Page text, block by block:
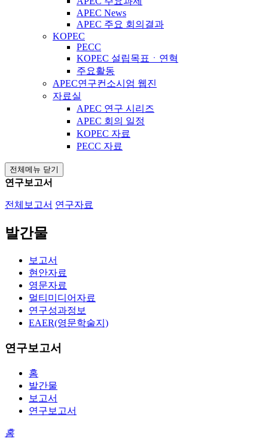
APEC News
APEC 주요 회의결과
KOPEC
PECC
KOPEC 설립목표ㆍ연혁
주요활동
APEC연구컨소시엄 웹진
자료실
APEC 연구 시리즈
APEC 회의 일정
KOPEC 자료
PECC 자료
전체메뉴 닫기
연구보고서
전체보고서 연구자료
발간물
보고서
현안자료
영문자료
멀티미디어자료
연구성과정보
EAER(영문학술지)
연구보고서
홈
발간물
보고서
연구보고서
홈